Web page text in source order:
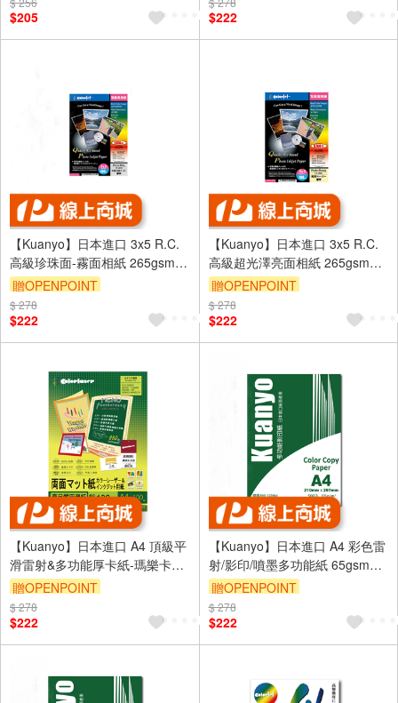
$205 $222
【Kuanyo】日本進口 3x5 R.C.
高級珍珠面-霧面相紙 265gsm
100張 /包 CS265S(沖洗店照片
相同材質)
贈OPENPOINT
$ 278
$222
【Kuanyo】日本進口 3x5 R.C.
高級超光澤亮面相紙 265gsm
100張 /包 CS265L(沖洗店照片
相同材質)
贈OPENPOINT
$ 278
$222
【Kuanyo】日本進口 A4 頂級平
滑雷射&多功能厚卡紙-瑪樂卡
130gsm 100張 /包 MA130
贈OPENPOINT
$ 278
$222
【Kuanyo】日本進口 A4 彩色雷
射/影印/噴墨多功能紙 65gsm
500張 /包 AS65
贈OPENPOINT
$ 278
$222